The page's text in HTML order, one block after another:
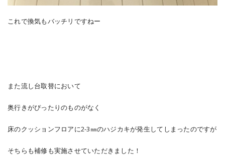
これで換気もバッチリですねー
また流し台取替において
奥行きがぴったりのものがなく
床のクッションフロアに2-3㎜のハジカキが発生してしまったのですが
そちらも補修も実施させていただきました！